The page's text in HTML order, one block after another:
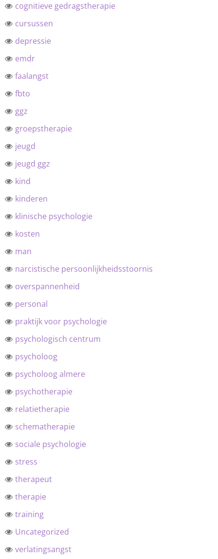
cognitieve gedragstherapie
cursussen
depressie
emdr
faalangst
fbto
ggz
groepstherapie
jeugd
jeugd ggz
kind
kinderen
klinische psychologie
kosten
man
narcistische persoonlijkheidsstoornis
overspannenheid
personal
praktijk voor psychologie
psychologisch centrum
psycholoog
psycholoog almere
psychotherapie
relatietherapie
schematherapie
sociale psychologie
stress
therapeut
therapie
training
Uncategorized
verlatingsangst